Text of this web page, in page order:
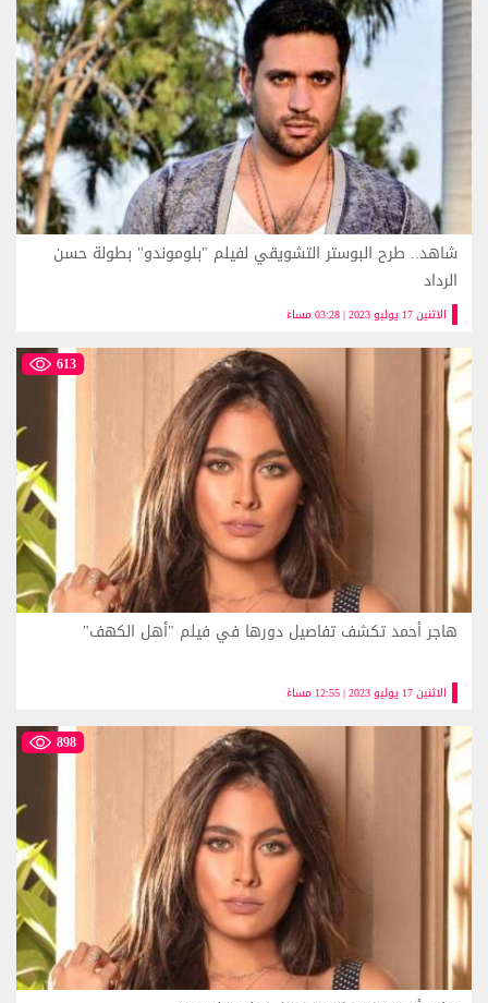
الاثنين 17 يوليو 2023 | 03:28 مساءً
شاهد.. طرح البوستر التشويقي لفيلم "بلوموندو" بطولة حسن
الرداد
613
الاثنين 17 يوليو 2023 | 12:55 مساءً
هاجر أحمد تكشف تفاصيل دورها في فيلم "أهل الكهف"
898